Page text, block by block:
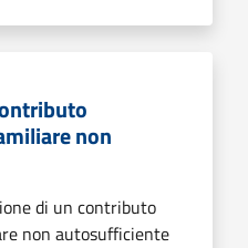
non
di un contributo
non autosufficiente